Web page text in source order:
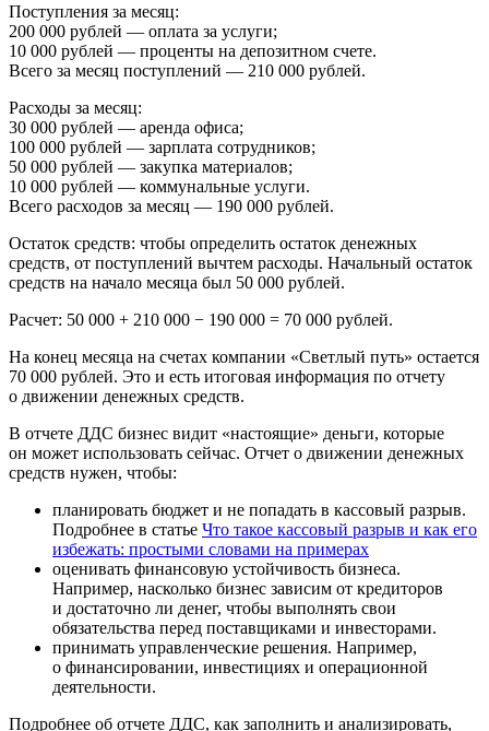
Поступления за месяц:
200 000 рублей — оплата за услуги;
10 000 рублей — проценты на депозитном счете.
Всего за месяц поступлений — 210 000 рублей.
Расходы за месяц:
30 000 рублей — аренда офиса;
100 000 рублей — зарплата сотрудников;
50 000 рублей — закупка материалов;
10 000 рублей — коммунальные услуги.
Всего расходов за месяц — 190 000 рублей.
Остаток средств: чтобы определить остаток денежных
средств, от поступлений вычтем расходы. Начальный остаток
средств на начало месяца был 50 000 рублей.
Расчет: 50 000 + 210 000 − 190 000 = 70 000 рублей.
На конец месяца на счетах компании «Светлый путь» остается
70 000 рублей. Это и есть итоговая информация по отчету
о движении денежных средств.
В отчете ДДС бизнес видит «настоящие» деньги, которые
он может использовать сейчас. Отчет о движении денежных
средств нужен, чтобы:
планировать бюджет и не попадать в кассовый разрыв.
Подробнее в статье Что такое кассовый разрыв и как его
избежать: простыми словами на примерах
оценивать финансовую устойчивость бизнеса.
Например, насколько бизнес зависим от кредиторов
и достаточно ли денег, чтобы выполнять свои
обязательства перед поставщиками и инвесторами.
принимать управленческие решения. Например,
о финансировании, инвестициях и операционной
деятельности.
Подробнее об отчете ДДС, как заполнить и анализировать,